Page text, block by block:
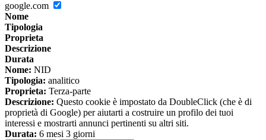
google.com
Nome
Tipologia
Proprieta
Descrizione
Durata
Nome: NID
Tipologia: analitico
Proprieta: Terza-parte
Descrizione: Questo cookie è impostato da DoubleClick (che è di
proprietà di Google) per aiutarti a costruire un profilo dei tuoi
interessi e mostrarti annunci pertinenti su altri siti.
Durata: 6 mesi 3 giorni